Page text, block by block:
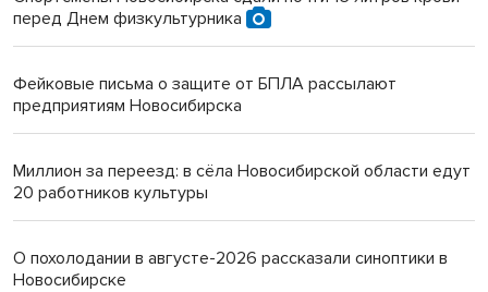
перед Днем физкультурника
Фейковые письма о защите от БПЛА рассылают
предприятиям Новосибирска
Миллион за переезд: в сёла Новосибирской области едут
20 работников культуры
О похолодании в августе-2026 рассказали синоптики в
Новосибирске